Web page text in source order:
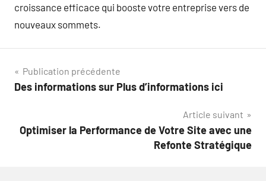
croissance efficace qui booste votre entreprise vers de
nouveaux sommets.
Navigation
de
Publication précédente
Des informations sur Plus d’informations ici
Article suivant
Optimiser la Performance de Votre Site avec une
Refonte Stratégique